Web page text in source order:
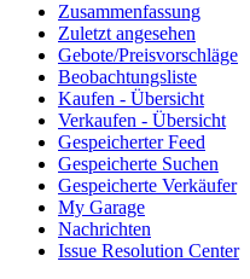
Zusammenfassung
Zuletzt angesehen
Gebote/Preisvorschläge
Beobachtungsliste
Kaufen - Übersicht
Verkaufen - Übersicht
Gespeicherter Feed
Gespeicherte Suchen
Gespeicherte Verkäufer
My Garage
Nachrichten
Issue Resolution Center